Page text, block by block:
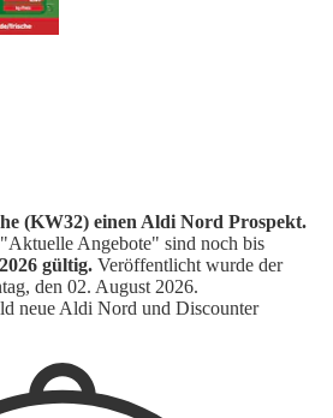
(KW32) einen Aldi Nord Prospekt.
Angebote" sind noch bis
gültig. Veröffentlicht wurde der
den 02. August 2026.
neue Aldi Nord und Discounter